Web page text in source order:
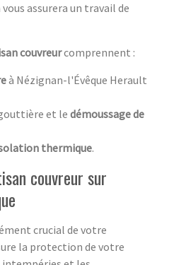
assurera un travail de
couvreurcomprennent :
à Nézignan-l'Évêque Herault
et le démoussage de
thermique.
couvreur sur
crucial de votre
la protection de votre